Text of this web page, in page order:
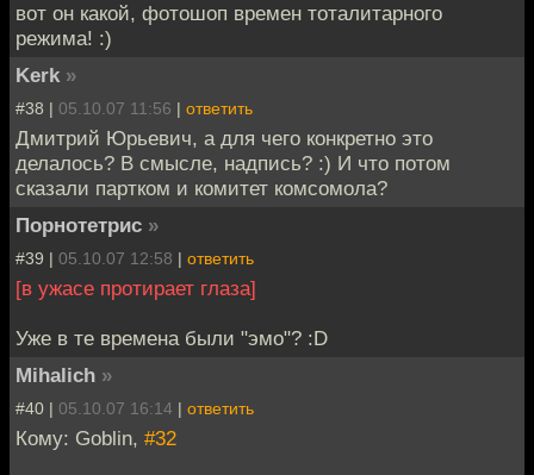
вот он какой, фотошоп времен тоталитарного
режима! :)
Kerk »
#38 | 05.10.07 11:56 | ответить
Дмитрий Юрьевич, а для чего конкретно это
делалось? В смысле, надпись? :) И что потом
сказали партком и комитет комсомола?
Порнотетрис »
#39 | 05.10.07 12:58 | ответить
[в ужасе протирает глаза]
Уже в те времена были "эмо"? :D
Mihalich »
#40 | 05.10.07 16:14 | ответить
Кому: Goblin, #32